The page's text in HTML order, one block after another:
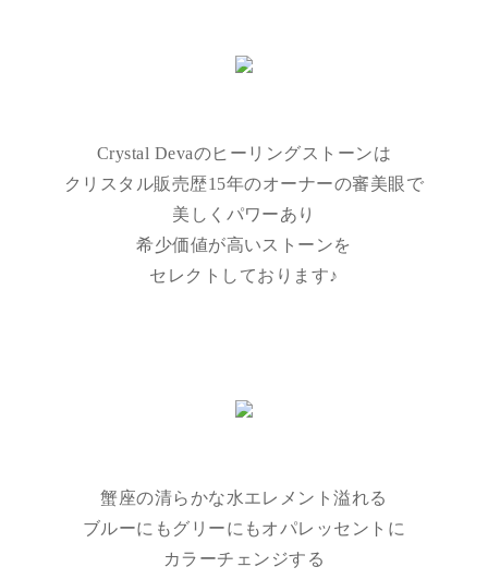
Crystal Devaのヒーリングストーンは
クリスタル販売歴15年のオーナーの審美眼で
美しくパワーあり
希少価値が高いストーンを
セレクトしております♪
蟹座の清らかな水エレメント溢れる
ブルーにもグリーにもオパレッセントに
カラーチェンジする